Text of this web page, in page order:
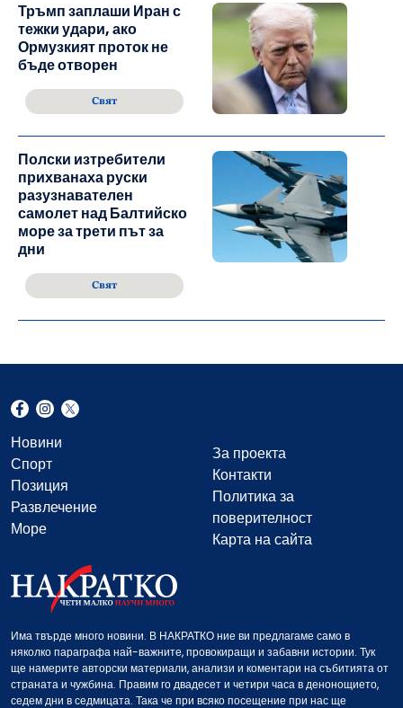
Тръмп заплаши Иран с
тежки удари, ако
Ормузкият проток не
бъде отворен
Свят
Полски изтребители
прихванаха руски
разузнавателен
самолет над Балтийско
море за трети път за
дни
Свят
Новини
Спорт
Позиция
Развлечение
Море
За проекта
Контакти
Политика за
поверителност
Карта на сайта
Има твърде много новини. В НАКРАТКО ние ви предлагаме само в
няколко параграфа най-важните, провокиращи и забавни истории. Тук
ще намерите авторски материали, анализи и коментари на събитията от
страната и чужбина. Правим го двадесет и четири часа в денонощието,
седем дни в седмицата. Така че при всяко посещение при нас ще